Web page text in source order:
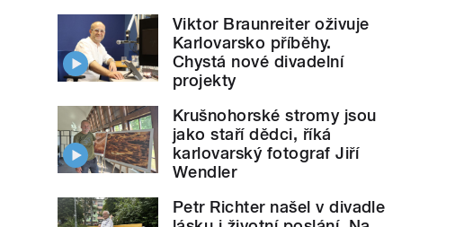
Viktor Braunreiter oživuje
Karlovarsko příběhy.
Chystá nové divadelní
projekty
Krušnohorské stromy jsou
jako staří dědci, říká
karlovarský fotograf Jiří
Wendler
Petr Richter našel v divadle